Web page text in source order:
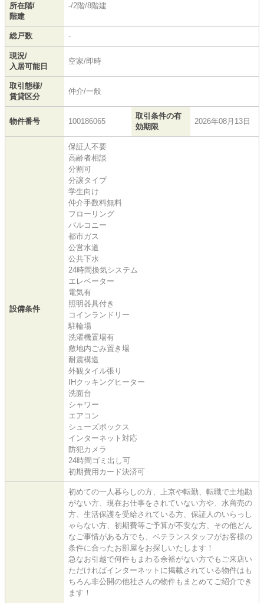
所在階/
階建
-/2階/8階建
総戸数 -
現況/
入居可能日
空家/即時
取引態様/
賃貸区分
仲介/一般
物件番号 100186065
取引条件の有
効期限
2026年08月13日
設備条件
保証人不要
高齢者相談
分割可
分譲タイプ
学生向け
仲介手数料無料
フローリング
バルコニー
都市ガス
公営水道
公共下水
24時間換気システム
エレベーター
電気有
照明器具付き
コインランドリー
駐輪場
洗濯機置場有
敷地内ごみ置き場
耐震構造
外観タイル張り
IHクッキングヒーター
洗面台
シャワー
エアコン
シューズボックス
インターネット対応
防犯カメラ
24時間ゴミ出し可
初期費用カード決済可
初めての一人暮らしの方、上京や転勤、転職で土地勘
がない方、現在お仕事をされていない方や、水商売の
方、生活保護を受給されている方、保証人のいらっし
ゃらない方、初期費等ご予算が不安な方、その他どん
なご事情がある方でも、ベテランスタッフがお客様の
条件に合ったお部屋をお探しいたします！
急なお引越で何件もまわる余裕がない方でもご来店い
ただければインターネットに掲載されている物件はも
ちろん非公開の他社さんの物件もまとめてご紹介でき
ます！